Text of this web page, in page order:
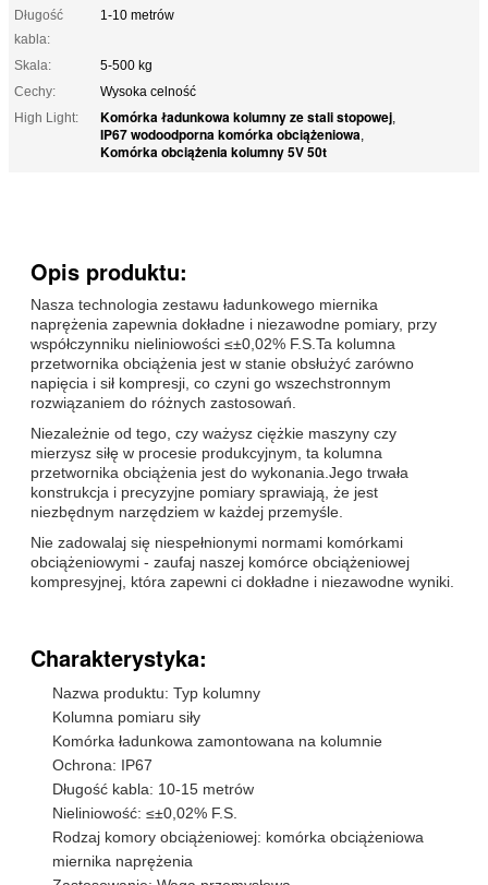
Długość
kabla:
1-10 metrów
Skala:
5-500 kg
Cechy:
Wysoka celność
High Light:
Komórka ładunkowa kolumny ze stali stopowej,
IP67 wodoodporna komórka obciążeniowa,
Komórka obciążenia kolumny 5V 50t
Opis produktu:
Nasza technologia zestawu ładunkowego miernika
naprężenia zapewnia dokładne i niezawodne pomiary, przy
współczynniku nieliniowości ≤±0,02% F.S.Ta kolumna
przetwornika obciążenia jest w stanie obsłużyć zarówno
napięcia i sił kompresji, co czyni go wszechstronnym
rozwiązaniem do różnych zastosowań.
Niezależnie od tego, czy ważysz ciężkie maszyny czy
mierzysz siłę w procesie produkcyjnym, ta kolumna
przetwornika obciążenia jest do wykonania.Jego trwała
konstrukcja i precyzyjne pomiary sprawiają, że jest
niezbędnym narzędziem w każdej przemyśle.
Nie zadowalaj się niespełnionymi normami komórkami
obciążeniowymi - zaufaj naszej komórce obciążeniowej
kompresyjnej, która zapewni ci dokładne i niezawodne wyniki.
Charakterystyka:
Nazwa produktu: Typ kolumny
Kolumna pomiaru siły
Komórka ładunkowa zamontowana na kolumnie
Ochrona: IP67
Długość kabla: 10-15 metrów
Nieliniowość: ≤±0,02% F.S.
Rodzaj komory obciążeniowej: komórka obciążeniowa
miernika naprężenia